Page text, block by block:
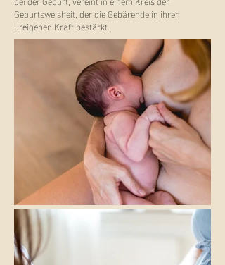
Geburtsweisheit, der die Gebärende in ihrer
ureigenen Kraft bestärkt.